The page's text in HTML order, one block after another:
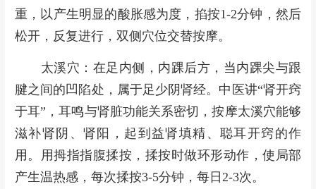
重，以产生明显的酸胀感为度，掐按1-2分钟，然后
松开，反复进行，双侧穴位交替按摩。
太溪穴：在足内侧，内踝后方，当内踝尖与跟
腱之间的凹陷处，属于足少阴肾经。中医讲“肾开窍
于耳”，耳鸣与肾脏功能关系密切，按摩太溪穴能够
滋补肾阴、肾阳，起到益肾填精、聪耳开窍的作
用。用拇指指腹揉按，揉按时做环形动作，使局部
产生温热感，每次揉按3-5分钟，每日2-3次。